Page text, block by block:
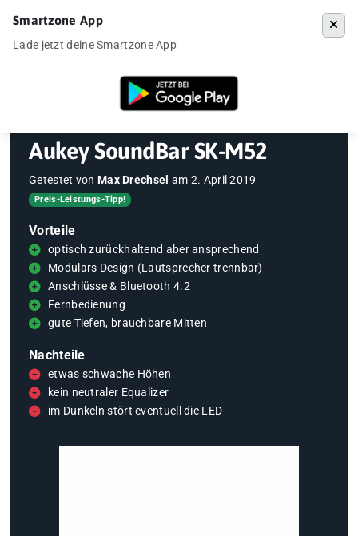
»Aukey SoundBar SK-M52
Aukey SoundBar SK-M52
Getestet von Max Drechsel am 2. April 2019
Preis-Leistungs-Tipp!
Vorteile
optisch zurückhaltend aber ansprechend
Modulars Design (Lautsprecher trennbar)
Anschlüsse & Bluetooth 4.2
Fernbedienung
gute Tiefen, brauchbare Mitten
Nachteile
etwas schwache Höhen
kein neutraler Equalizer
im Dunkeln stört eventuell die LED
Smartzone App
Lade jetzt deine Smartzone App